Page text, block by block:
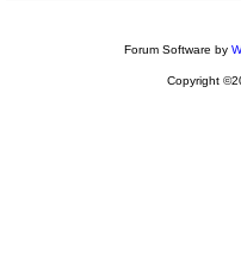
Forum Software by
Copyright